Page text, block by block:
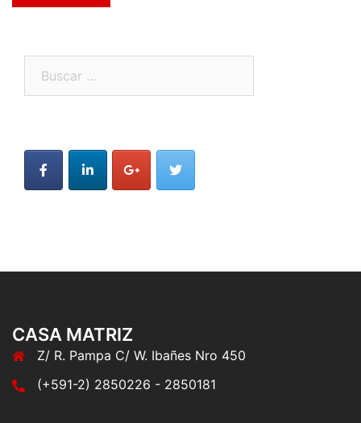
CASA MATRIZ
Z/ R. Pampa C/ W. Ibañes Nro 450
(+591-2) 2850226 - 2850181